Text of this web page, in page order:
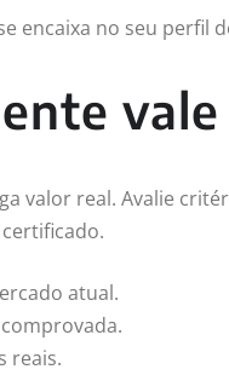
encaixa no seu perfil
vale
valor real. Avalie
atual.
reais.